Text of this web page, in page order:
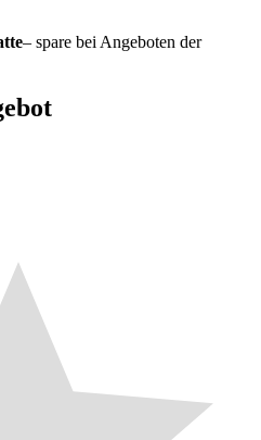
– spare bei Angeboten der